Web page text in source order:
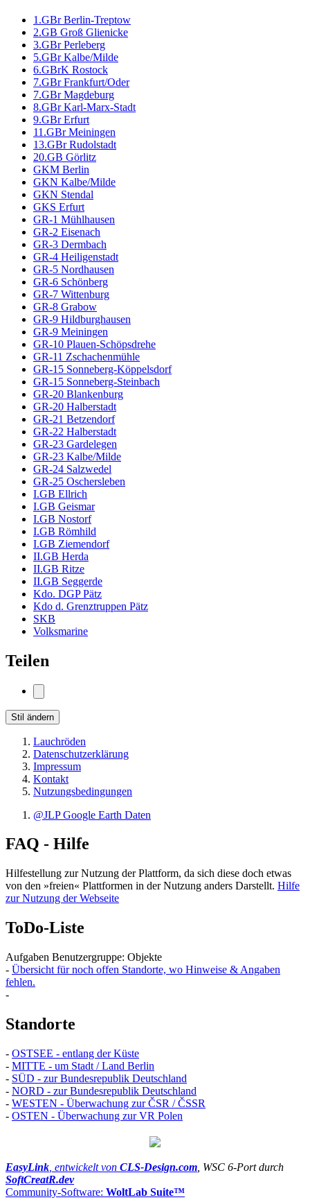
1.GBr Berlin-Treptow
2.GB Groß Glienicke
3.GBr Perleberg
5.GBr Kalbe/Milde
6.GBrK Rostock
7.GBr Frankfurt/Oder
7.GBr Magdeburg
8.GBr Karl-Marx-Stadt
9.GBr Erfurt
11.GBr Meiningen
13.GBr Rudolstadt
20.GB Görlitz
GKM Berlin
GKN Kalbe/Milde
GKN Stendal
GKS Erfurt
GR-1 Mühlhausen
GR-2 Eisenach
GR-3 Dermbach
GR-4 Heiligenstadt
GR-5 Nordhausen
GR-6 Schönberg
GR-7 Wittenburg
GR-8 Grabow
GR-9 Hildburghausen
GR-9 Meiningen
GR-10 Plauen-Schöpsdrehe
GR-11 Zschachenmühle
GR-15 Sonneberg-Köppelsdorf
GR-15 Sonneberg-Steinbach
GR-20 Blankenburg
GR-20 Halberstadt
GR-21 Betzendorf
GR-22 Halberstadt
GR-23 Gardelegen
GR-23 Kalbe/Milde
GR-24 Salzwedel
GR-25 Oschersleben
I.GB Ellrich
I.GB Geismar
I.GB Nostorf
I.GB Römhild
I.GB Ziemendorf
II.GB Herda
II.GB Ritze
II.GB Seggerde
Kdo. DGP Pätz
Kdo d. Grenztruppen Pätz
SKB
Volksmarine
Teilen
Stil ändern
Lauchröden
Datenschutzerklärung
Impressum
Kontakt
Nutzungsbedingungen
@JLP Google Earth Daten
FAQ - Hilfe
Hilfestellung zur Nutzung der Plattform, da sich diese doch etwas
von den »freien« Plattformen in der Nutzung anders Darstellt. Hilfe
zur Nutzung der Webseite
ToDo-Liste
Aufgaben Benutzergruppe: Objekte
- Übersicht für noch offen Standorte, wo Hinweise & Angaben
fehlen.
-
Standorte
- OSTSEE - entlang der Küste
- MITTE - um Stadt / Land Berlin
- SÜD - zur Bundesrepublik Deutschland
- NORD - zur Bundesrepublik Deutschland
- WESTEN - Überwachung zur ČSR / ČSSR
- OSTEN - Überwachung zur VR Polen
EasyLink , entwickelt von CLS-Design.com , WSC 6-Port durch
SoftCreatR.dev
Community-Software: WoltLab Suite™